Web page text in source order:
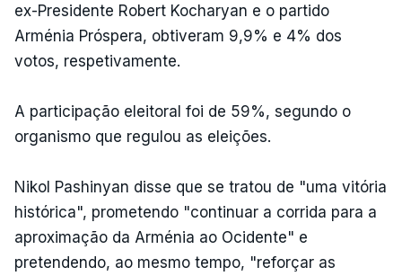
ex-Presidente Robert Kocharyan e o partido
Arménia Próspera, obtiveram 9,9% e 4% dos
votos, respetivamente.
A participação eleitoral foi de 59%, segundo o
organismo que regulou as eleições.
Nikol Pashinyan disse que se tratou de "uma vitória
histórica", prometendo "continuar a corrida para a
aproximação da Arménia ao Ocidente" e
pretendendo, ao mesmo tempo, "reforçar as